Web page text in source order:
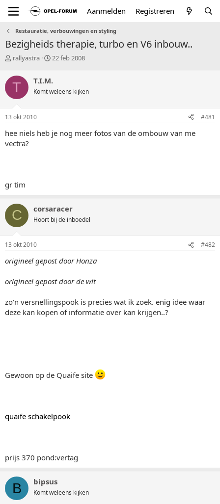
Aanmelden Registreren
Restauratie, verbouwingen en styling
Bezigheids therapie, turbo en V6 inbouw..
T
p
i
s
a
t
e
rallyastra
S
r
t
a
m
22 feb 2008
T T.I.M.
Komt weleens kijken
13 okt 2010 #481
hee niels heb je nog meer fotos van de ombouw van me
vectra?
gr tim
C corsaracer
Hoort bij de inboedel
13 okt 2010 #482
origineel gepost door Honza
origineel gepost door de wit
zo'n versnellingspook is precies wat ik zoek. enig idee waar
deze kan kopen of informatie over kan krijgen..?
Gewoon op de Quaife site
quaife schakelpook
prijs 370 pond:vertag
B bipsus
Komt weleens kijken